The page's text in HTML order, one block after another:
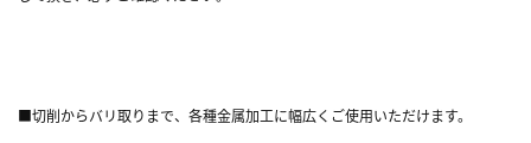
■切削からバリ取りまで、各種金属加工に幅広くご使用いただけます。